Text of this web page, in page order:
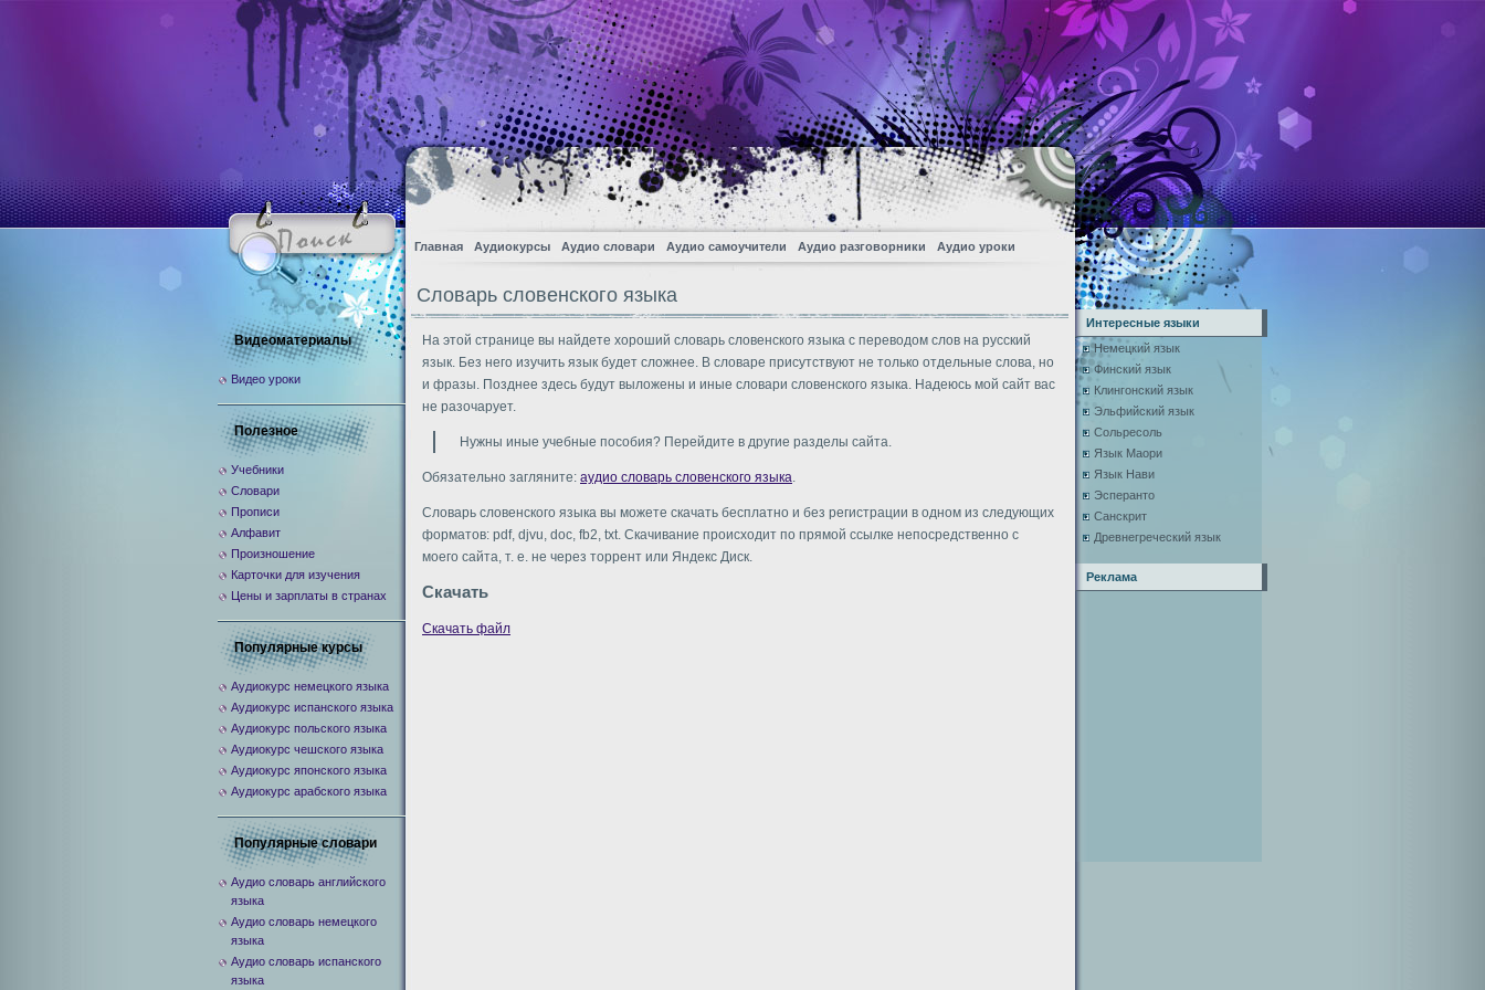
Главная Аудиокурсы Аудио словари Аудио самоучители Аудио разговорники Аудио уроки
Словарь словенского языка
На этой странице вы найдете хороший словарь словенского языка с переводом слов на русский
язык. Без него изучить язык будет сложнее. В словаре присутствуют не только отдельные слова, но
и фразы. Позднее здесь будут выложены и иные словари словенского языка. Надеюсь мой сайт вас
не разочарует.
Нужны иные учебные пособия? Перейдите в другие разделы сайта.
Обязательно загляните: аудио словарь словенского языка.
Словарь словенского языка вы можете скачать бесплатно и без регистрации в одном из следующих
форматов: pdf, djvu, doc, fb2, txt. Скачивание происходит по прямой ссылке непосредственно с
моего сайта, т. е. не через торрент или Яндекс Диск.
Скачать
Скачать файл
Видеоматериалы
Видео уроки
Полезное
Учебники
Словари
Прописи
Алфавит
Произношение
Карточки для изучения
Цены и зарплаты в странах
Популярные курсы
Аудиокурс немецкого языка
Аудиокурс испанского языка
Аудиокурс польского языка
Аудиокурс чешского языка
Аудиокурс японского языка
Аудиокурс арабского языка
Популярные словари
Аудио словарь английского
языка
Аудио словарь немецкого
языка
Аудио словарь испанского
языка
Интересные языки
Немецкий язык
Финский язык
Клингонский язык
Эльфийский язык
Сольресоль
Язык Маори
Язык Нави
Эсперанто
Санскрит
Древнегреческий язык
Реклама